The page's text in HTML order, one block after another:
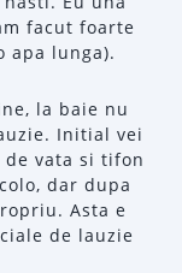
facut foarte
apa lunga).
la baie nu
Initial vei
vata si tifon
dar dupa
Asta e
de lauzie